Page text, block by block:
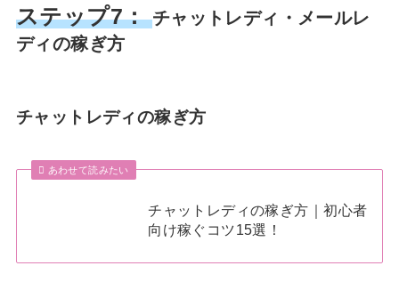
ステップ7： チャットレディ・メールレ
ディの稼ぎ方
チャットレディの稼ぎ方
あわせて読みたい
チャットレディの稼ぎ方｜初心者
向け稼ぐコツ15選！